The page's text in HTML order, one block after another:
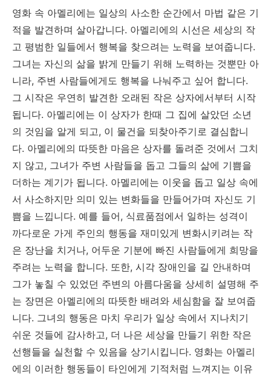
영화 속 아멜리에는 일상의 사소한 순간에서 마법 같은 기
적을 발견하며 살아갑니다. 아멜리에의 시선은 세상의 작
고 평범한 일들에서 행복을 찾으려는 노력을 보여줍니다.
그녀는 자신의 삶을 밝게 만들기 위해 노력하는 것뿐만 아
니라, 주변 사람들에게도 행복을 나눠주고 싶어 합니다.
그 시작은 우연히 발견한 오래된 작은 상자에서부터 시작
됩니다. 아멜리에는 이 상자가 한때 그 집에 살았던 소년
의 것임을 알게 되고, 이 물건을 되찾아주기로 결심합니
다. 아멜리에의 따뜻한 마음은 상자를 돌려준 것에서 그치
지 않고, 그녀가 주변 사람들을 돕고 그들의 삶에 기쁨을
더하는 계기가 됩니다. 아멜리에는 이웃을 돕고 일상 속에
서 사소하지만 의미 있는 변화들을 만들어가며 자신도 기
쁨을 느낍니다. 예를 들어, 식료품점에서 일하는 성격이
까다로운 가게 주인의 행동을 재미있게 변화시키려는 작
은 장난을 치거나, 어두운 기분에 빠진 사람들에게 희망을
주려는 노력을 합니다. 또한, 시각 장애인을 길 안내하며
그가 놓칠 수 있었던 주변의 아름다움을 상세히 설명해 주
는 장면은 아멜리에의 따뜻한 배려와 세심함을 잘 보여줍
니다. 그녀의 행동은 마치 우리가 일상 속에서 지나치기
쉬운 것들에 감사하고, 더 나은 세상을 만들기 위한 작은
선행들을 실천할 수 있음을 상기시킵니다. 영화는 아멜리
에의 이러한 행동들이 타인에게 기적처럼 느껴지는 이유